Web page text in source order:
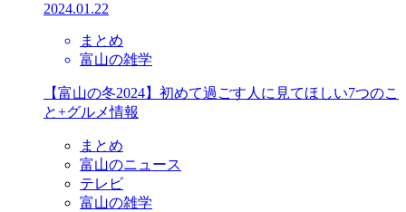
2024.01.22
まとめ
富山の雑学
【富山の冬2024】初めて過ごす人に見てほしい7つのこ
と+グルメ情報
まとめ
富山のニュース
テレビ
富山の雑学